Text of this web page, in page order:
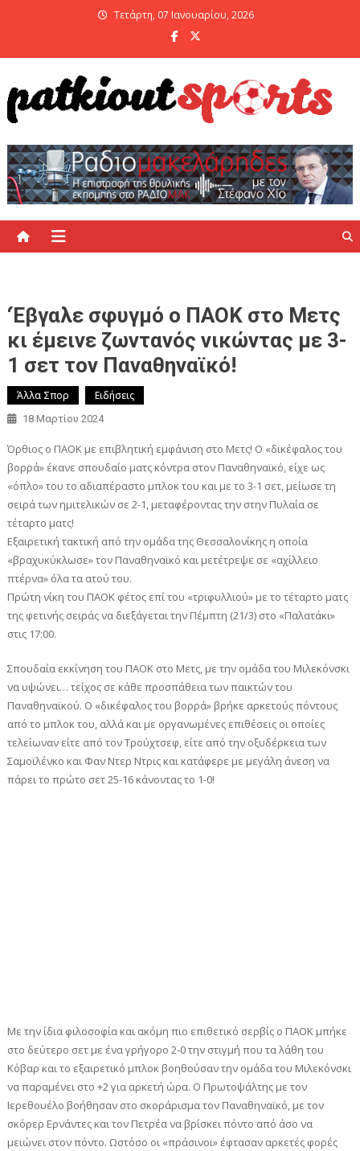
Τετάρτη, 07 Ιανουαρίου, 2026
‘Έβγαλε σφυγμό ο ΠΑΟΚ στο Μετς
κι έμεινε ζωντανός νικώντας με 3-
1 σετ τον Παναθηναϊκό!
Άλλα Σπορ Ειδήσεις
18 Μαρτίου 2024
Όρθιος ο ΠΑΟΚ με επιβλητική εμφάνιση στο Μετς! Ο «δικέφαλος του
βορρά» έκανε σπουδαίο ματς κόντρα στον Παναθηναϊκό, είχε ως
«όπλο» του το αδιαπέραστο μπλοκ του και με το 3-1 σετ, μείωσε τη
σειρά των ημιτελικών σε 2-1, μεταφέροντας την στην Πυλαία σε
τέταρτο ματς!
Εξαιρετική τακτική από την ομάδα της Θεσσαλονίκης η οποία
«βραχυκύκλωσε» τον Παναθηναϊκό και μετέτρεψε σε «αχίλλειο
πτέρνα» όλα τα ατού του.
Πρώτη νίκη του ΠΑΟΚ φέτος επί του «τριφυλλιού» με το τέταρτο ματς
της φετινής σειράς να διεξάγεται την Πέμπτη (21/3) στο «Παλατάκι»
στις 17:00.
Σπουδαία εκκίνηση του ΠΑΟΚ στο Μετς, με την ομάδα του Μιλεκόνσκι
να υψώνει… τείχος σε κάθε προσπάθεια των παικτών του
Παναθηναϊκού. Ο «δικέφαλος του βορρά» βρήκε αρκετούς πόντους
από το μπλοκ του, αλλά και με οργανωμένες επιθέσεις οι οποίες
τελείωναν είτε από τον Τρούχτσεφ, είτε από την οξυδέρκεια των
Σαμοϊλένκο και Φαν Ντερ Ντρις και κατάφερε με μεγάλη άνεση να
πάρει το πρώτο σετ 25-16 κάνοντας το 1-0!
Με την ίδια φιλοσοφία και ακόμη πιο επιθετικό σερβίς ο ΠΑΟΚ μπήκε
στο δεύτερο σετ με ένα γρήγορο 2-0 την στιγμή που τα λάθη του
Κόβαρ και το εξαιρετικό μπλοκ βοηθούσαν την ομάδα του Μιλεκόνσκι
να παραμένει στο +2 για αρκετή ώρα. Ο Πρωτοψάλτης με τον
Ιερεθουέλο βοήθησαν στο σκοράρισμα τον Παναθηναϊκό, με τον
σκόρερ Ερνάντες και τον Πετρέα να βρίσκει πόντο από άσο να
μειώνει στον πόντο. Ωστόσο οι «πράσινοι» έφτασαν αρκετές φορές